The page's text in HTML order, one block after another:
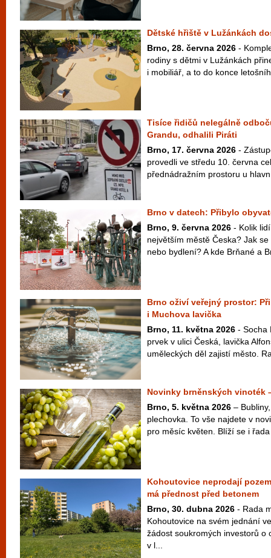
Dětské hřiště v Lužánkách
Brno, 28. června 2026 -
rodiny s dětmi v Lužánkách
i mobiliář, a to do konce
Tisíce řidičů nelegálně
Grandu, odhalili Piráti
Brno, 17. června 2026 -
provedli ve středu 10. června
přednádražním prostoru u
Brno v datech: Přibylo
Brno, 9. června 2026 - Kolik
největším městě Česka? Jak
nebo bydlení? A kde Brňané a
Brno oživí veřejný prostor:
i Muchova lavička
Brno, 11. května 2026 - Socha
prvek v ulici Česká, lavička
uměleckých děl zajistí město.
Novinky brněnských vinoték
Brno, 5. května 2026 –
plechovka. To vše najdete v
pro měsíc květen. Blíží se i
Kohoutovice neprodají
má přednost před betonem
Brno, 30. dubna 2026 - Rada
Kohoutovice na svém jednání
žádost soukromých investorů o
v l...